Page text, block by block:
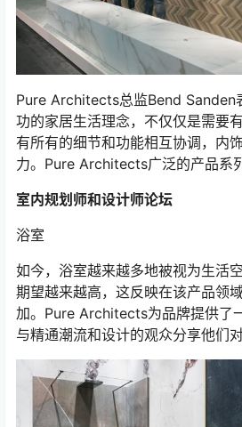
Pure Architects总监Bend Sanden
功的家居生活理念，不仅仅是需要
有所有的细节和功能相互协调，内
力。Pure Architects广泛的产品系
室内规划师和设计师论坛
浴室
如今，浴室越来越多地被视为生活
期望越来越高，这反映在该产品领
加。Pure Architects为品牌提供了
与精通潮流和设计的观众分享他们